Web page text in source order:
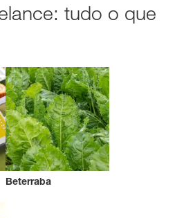
tudo o que
Beterraba